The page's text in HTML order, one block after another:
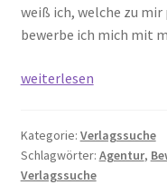
weiß ich, welche zu
bewerbe ich mich mit
Manuskript
brauche
ich
weiterlesen
Kategorie: Verlagssuche
Schlagwörter: Agentur,
Verlagssuche